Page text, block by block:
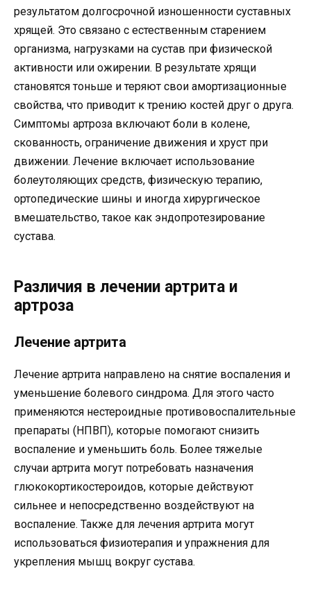
результатом долгосрочной изношенности суставных
хрящей. Это связано с естественным старением
организма, нагрузками на сустав при физической
активности или ожирении. В результате хрящи
становятся тоньше и теряют свои амортизационные
свойства, что приводит к трению костей друг о друга.
Симптомы артроза включают боли в колене,
скованность, ограничение движения и хруст при
движении. Лечение включает использование
болеутоляющих средств, физическую терапию,
ортопедические шины и иногда хирургическое
вмешательство, такое как эндопротезирование
сустава.
Различия в лечении артрита и
артроза
Лечение артрита
Лечение артрита направлено на снятие воспаления и
уменьшение болевого синдрома. Для этого часто
применяются нестероидные противовоспалительные
препараты (НПВП), которые помогают снизить
воспаление и уменьшить боль. Более тяжелые
случаи артрита могут потребовать назначения
глюкокортикостероидов, которые действуют
сильнее и непосредственно воздействуют на
воспаление. Также для лечения артрита могут
использоваться физиотерапия и упражнения для
укрепления мышц вокруг сустава.